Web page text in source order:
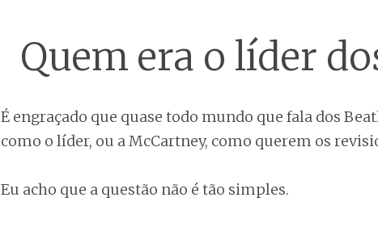
Quem era o líder
É engraçado que quase todo mundo que fala dos
como o líder, ou a McCartney, como querem os
Eu acho que a questão não é tão simples.